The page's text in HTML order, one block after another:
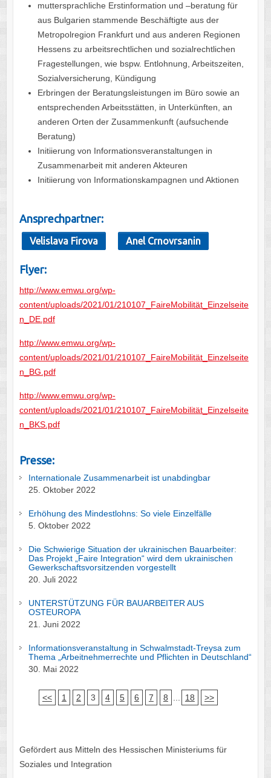
muttersprachliche Erstinformation und –beratung für
aus Bulgarien stammende Beschäftigte aus der
Metropolregion Frankfurt und aus anderen Regionen
Hessens zu arbeitsrechtlichen und sozialrechtlichen
Fragestellungen, wie bspw. Entlohnung, Arbeitszeiten,
Sozialversicherung, Kündigung
Erbringen der Beratungsleistungen im Büro sowie an
entsprechenden Arbeitsstätten, in Unterkünften, an
anderen Orten der Zusammenkunft (aufsuchende
Beratung)
Initiierung von Informationsveranstaltungen in
Zusammenarbeit mit anderen Akteuren
Initiierung von Informationskampagnen und Aktionen
Ansprechpartner:
Velislava Firova Anel Crnovrsanin
Flyer:
http://www.emwu.org/wp-
content/uploads/2021/01/210107_FaireMobilität_Einzelseite
n_DE.pdf
http://www.emwu.org/wp-
content/uploads/2021/01/210107_FaireMobilität_Einzelseite
n_BG.pdf
http://www.emwu.org/wp-
content/uploads/2021/01/210107_FaireMobilität_Einzelseite
n_BKS.pdf
Presse:
Internationale Zusammenarbeit ist unabdingbar
25. Oktober 2022
Erhöhung des Mindestlohns: So viele Einzelfälle
5. Oktober 2022
Die Schwierige Situation der ukrainischen Bauarbeiter:
Das Projekt „Faire Integration“ wird dem ukrainischen
Gewerkschaftsvorsitzenden vorgestellt
20. Juli 2022
UNTERSTÜTZUNG FÜR BAUARBEITER AUS
OSTEUROPA
21. Juni 2022
Informationsveranstaltung in Schwalmstadt-Treysa zum
Thema „Arbeitnehmerrechte und Pflichten in Deutschland“
30. Mai 2022
<< 1 2 3 4 5 6 7 8 ... 18 >>
Gefördert aus Mitteln des Hessischen Ministeriums für
Soziales und Integration